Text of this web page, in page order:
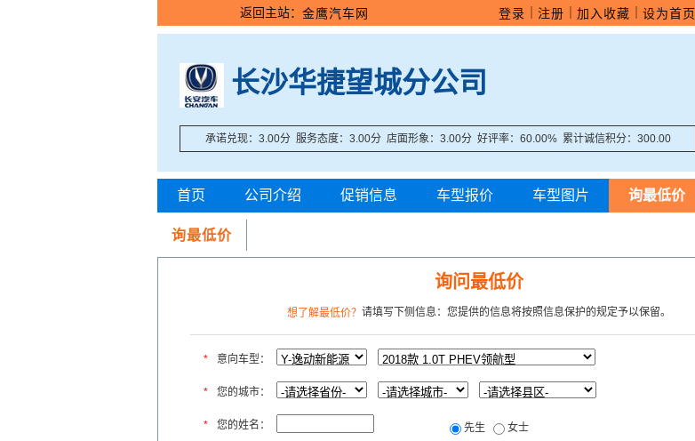
返回主站： 金鹰汽车网 登录 注册 加入收藏 设为首页
长沙华捷望城分公司
承诺兑现：3.00分 服务态度：3.00分 店面形象：3.00分 好评率：60.00% 累计诚信积分：300.00
首页 公司介绍 促销信息 车型报价 车型图片 询最低价
询最低价
询问最低价
想了解最低价？ 请填写下侧信息：您提供的信息将按照信息保护的规定予以保留。
* 意向车型：
* 您的城市：
* 您的姓名： 先生 女士